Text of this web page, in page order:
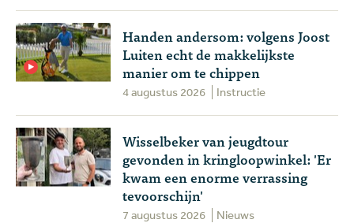
Handen andersom: volgens Joost
Luiten echt de makkelijkste
manier om te chippen
4 augustus 2026 Instructie
Wisselbeker van jeugdtour
gevonden in kringloopwinkel: 'Er
kwam een enorme verrassing
tevoorschijn'
7 augustus 2026 Nieuws